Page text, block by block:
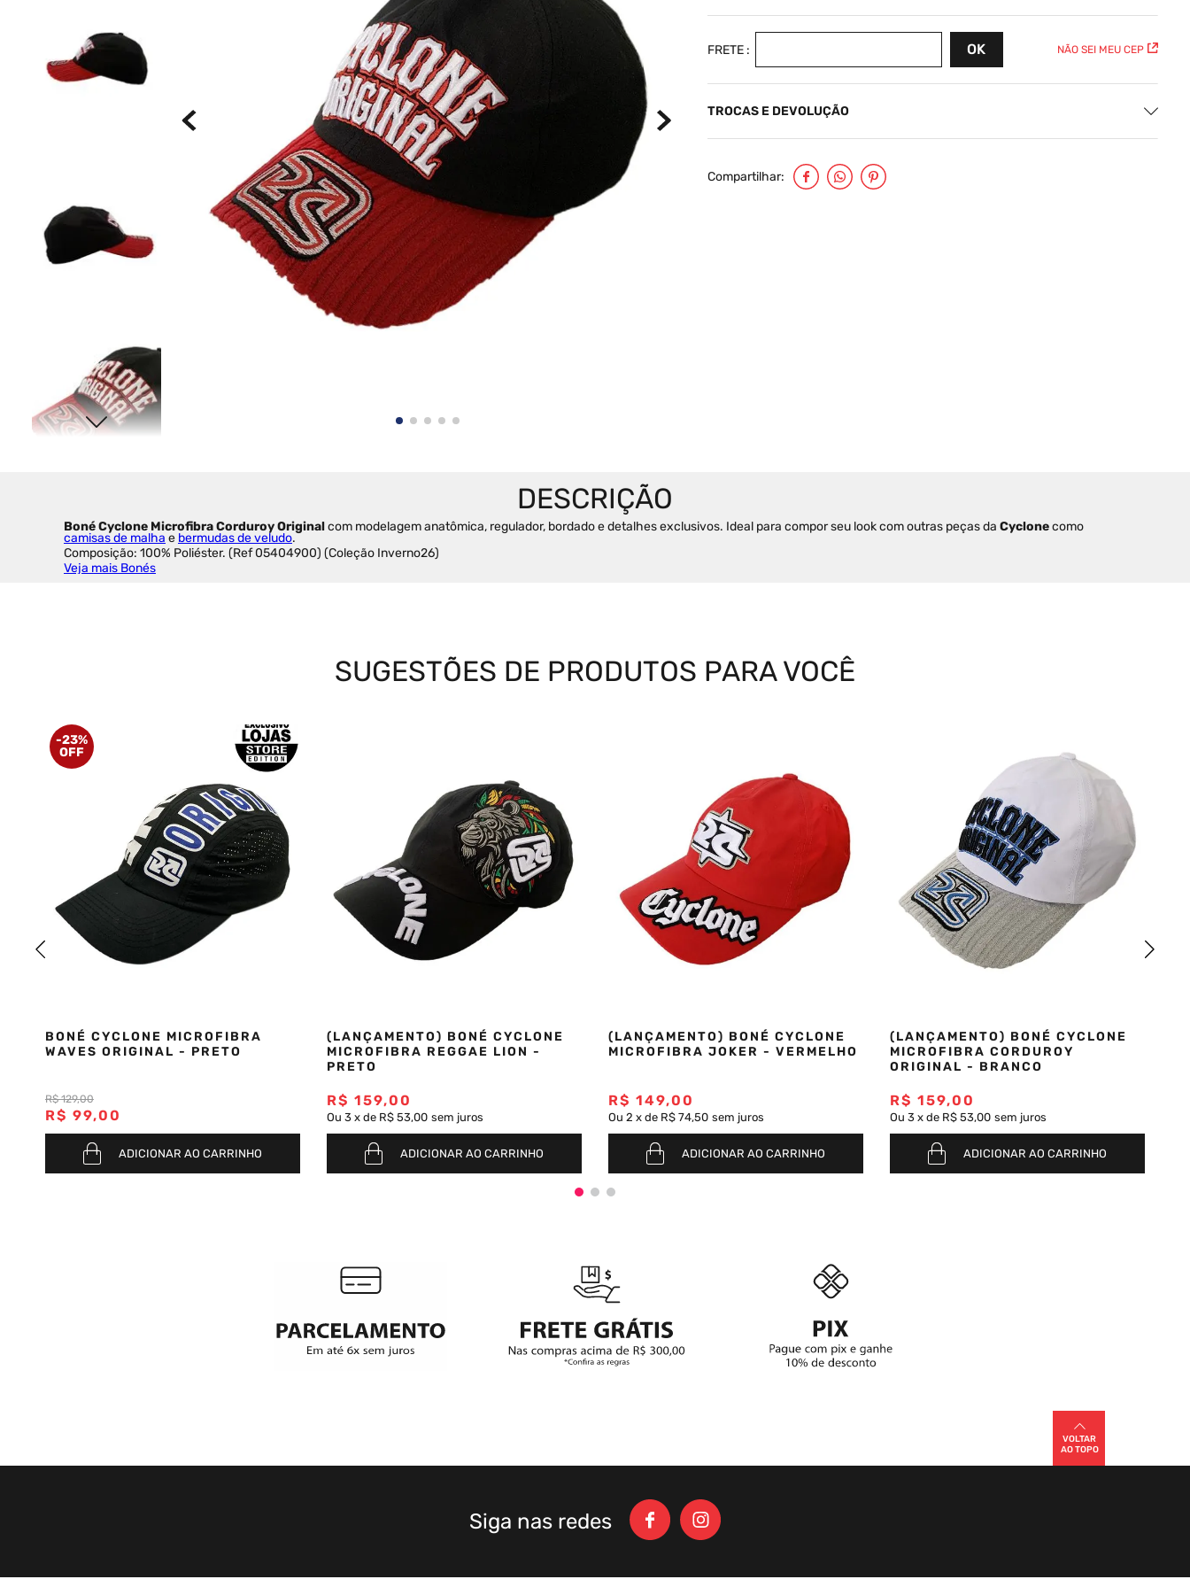
NÃO SEI MEU CEP
TROCAS E DEVOLUÇÃO
Compartilhar
Boné Cyclone Microfibra Corduroy Original com modelagem anatômica, regulador, bordado e detalhes exclusivos. Ideal para compor seu look com outras peças da Cyclone
camisas de malha e bermudas de veludo.
Composição: 100% Poliéster. (Ref 05404900) (Coleção Inverno26)
Veja mais Bonés
SUGESTÕES DE PRODUTOS PARA VOCÊ
-23%
BONÉ CYCLONE MICROFIBRA
WAVES ORIGINAL - PRETO
R$ 129,00
R$ 99,00
ADICIONAR AO CARRINHO
(LANÇAMENTO) BONÉ CYCLONE
MICROFIBRA REGGAE LION -
PRETO
R$ 159,00
Ou 3 xde R$ 53,00 sem juros
ADICIONAR AO CARRINHO
(LANÇAMENTO) BONÉ CYCLONE
MICROFIBRA JOKER - VERMELHO
R$ 149,00
Ou 2 xde R$ 74,50 sem juros
ADICIONAR AO CARRINHO
(LANÇAMENTO) BONÉ CYCLONE
MICROFIBRA CORDUROY
ORIGINAL - BRANCO
R$ 159,00
Ou 3 xde R$ 53,00 sem juros
ADICIONAR AO CARRINHO
VOLTAR
AO TOPO
Siga nas redes
Saia
10º Bermuda Veludo